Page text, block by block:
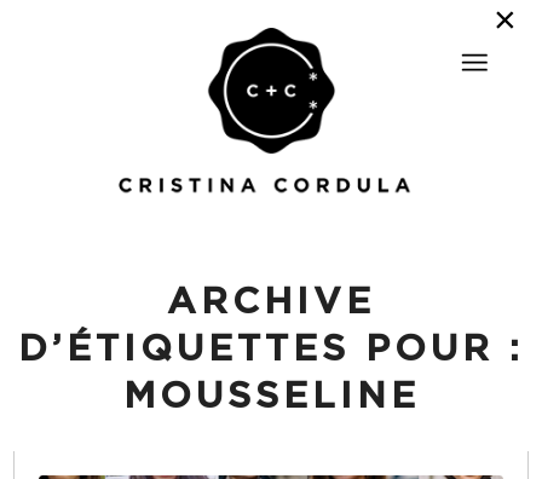
ARCHIVE
D’ÉTIQUETTES POUR :
MOUSSELINE